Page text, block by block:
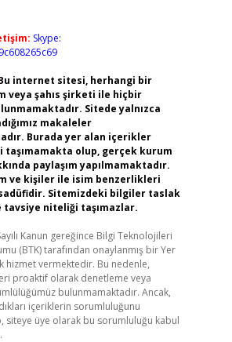
Skype:
internet sitesi, herhangi bir
veya şahıs şirketi ile hiçbir
Sitede yalnızca
makaleler
Burada yer alan içerikler
taşımamakta olup, gerçek kurum
paylaşım yapılmamaktadır.
ve kişiler ile isim benzerlikleri
Sitemizdeki bilgiler taslak
tavsiye niteliği taşımazlar.
Kanun gereğince Bilgi Teknolojileri
(BTK) tarafından onaylanmış bir Yer
hizmet vermektedir. Bu nedenle,
proaktif olarak denetleme veya
bulunmamaktadır. Ancak,
içeriklerin sorumluluğunu
siteye üye olarak bu sorumluluğu kabul